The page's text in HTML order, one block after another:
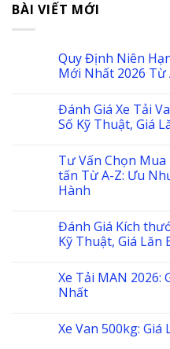
BÀI VIẾT MỚI
Quy Định Niên
Mới Nhất 2026 Từ
Đánh Giá Xe Tải
Số Kỹ Thuật, Giá
Tư Vấn Chọn
tấn Từ A-Z: Ưu
Hành
Đánh Giá Kích
Kỹ Thuật, Giá Lăn
Xe Tải MAN 2026:
Nhất
Xe Van 500kg: